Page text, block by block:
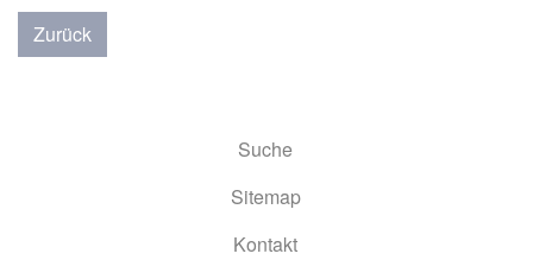
Zurück
Suche
Sitemap
Kontakt